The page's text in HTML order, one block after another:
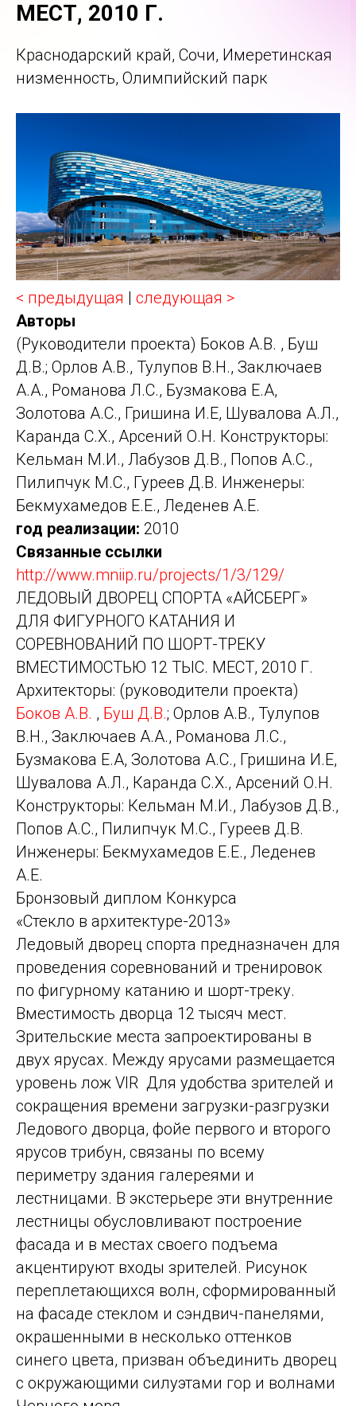
МЕСТ, 2010 Г.
Краснодарский край, Сочи, Имеретинская
низменность, Олимпийский парк
< предыдущая | следующая >
Авторы
(Руководители проекта) Боков А.В. , Буш
Д.В.; Орлов А.В., Тулупов В.Н., Заключаев
А.А., Романова Л.С., Бузмакова Е.А,
Золотова А.С., Гришина И.Е, Шувалова А.Л.,
Каранда С.Х., Арсений О.Н. Конструкторы:
Кельман М.И., Лабузов Д.В., Попов А.С.,
Пилипчук М.С., Гуреев Д.В. Инженеры:
Бекмухамедов Е.Е., Леденев А.Е.
год реализации: 2010
Связанные ссылки
http://www.mniip.ru/projects/1/3/129/
ЛЕДОВЫЙ ДВОРЕЦ СПОРТА «АЙСБЕРГ»
ДЛЯ ФИГУРНОГО КАТАНИЯ И
СОРЕВНОВАНИЙ ПО ШОРТ-ТРЕКУ
ВМЕСТИМОСТЬЮ 12 ТЫС. МЕСТ, 2010 Г.
Архитекторы: (руководители проекта)
Боков А.В. , Буш Д.В.; Орлов А.В., Тулупов
В.Н., Заключаев А.А., Романова Л.С.,
Бузмакова Е.А, Золотова А.С., Гришина И.Е,
Шувалова А.Л., Каранда С.Х., Арсений О.Н.
Конструкторы: Кельман М.И., Лабузов Д.В.,
Попов А.С., Пилипчук М.С., Гуреев Д.В.
Инженеры: Бекмухамедов Е.Е., Леденев
А.Е.
Бронзовый диплом Конкурса
«Стекло в архитектуре-2013»
Ледовый дворец спорта предназначен для
проведения соревнований и тренировок
по фигурному катанию и шорт-треку.
Вместимость дворца 12 тысяч мест.
Зрительские места запроектированы в
двух ярусах. Между ярусами размещается
уровень лож VIR Для удобства зрителей и
сокращения времени загрузки-разгрузки
Ледового дворца, фойе первого и второго
ярусов трибун, связаны по всему
периметру здания галереями и
лестницами. В экстерьере эти внутренние
лестницы обусловливают построение
фасада и в местах своего подъема
акцентируют входы зрителей. Рисунок
переплетающихся волн, сформированный
на фасаде стеклом и сэндвич-панелями,
окрашенными в несколько оттенков
синего цвета, призван объединить дворец
с окружающими силуэтами гор и волнами